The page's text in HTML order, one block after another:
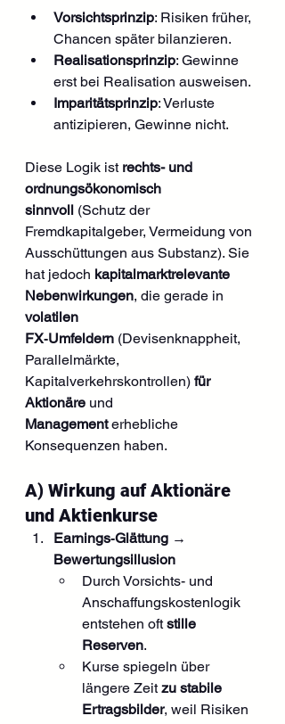
Vorsichtsprinzip: Risiken früher,
Chancen später bilanzieren.
Realisationsprinzip: Gewinne
erst bei Realisation ausweisen.
Imparitätsprinzip: Verluste
antizipieren, Gewinne nicht.
Diese Logik ist rechts- und
ordnungsökonomisch
sinnvoll (Schutz der
Fremdkapitalgeber, Vermeidung von
Ausschüttungen aus Substanz). Sie
hat jedoch kapitalmarktrelevante
Nebenwirkungen, die gerade in
volatilen
FX‑Umfeldern (Devisenknappheit,
Parallelmärkte,
Kapitalverkehrskontrollen) für
Aktionäre und
Management erhebliche
Konsequenzen haben.
A) Wirkung auf Aktionäre
und Aktienkurse
Earnings‑Glättung →
Bewertungsillusion
Durch Vorsichts- und
Anschaffungskostenlogik
entstehen oft stille
Reserven.
Kurse spiegeln über
längere Zeit zu stabile
Ertragsbilder, weil Risiken